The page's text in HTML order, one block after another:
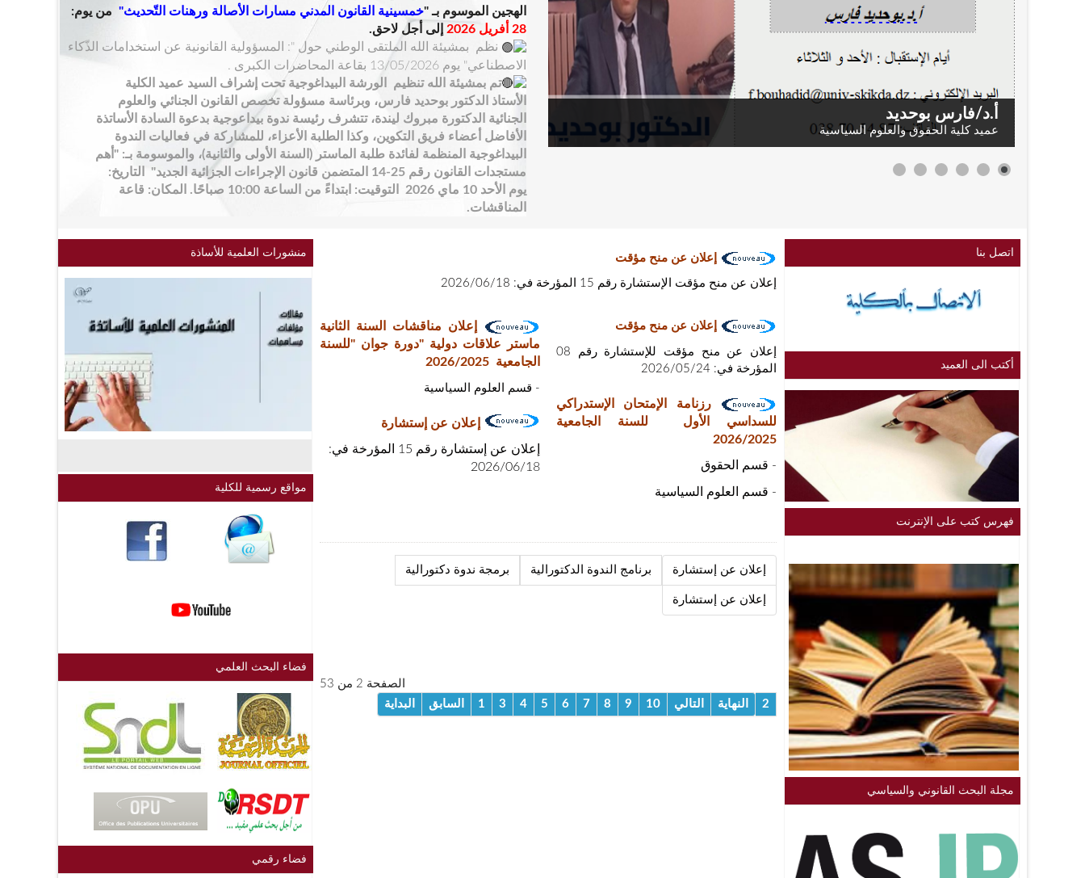
أ.د/فارس بوحديد
عميد كلية الحقوق والعلوم السياسية
الهجين الموسوم بـ "خمسينية القانون المدني مسارات الأصالة ورهنات التّحديث" من يوم:
28 أفريل 2026
إلى أجل لاحق.
نظم بمشيئة الله الملتقى الوطني حول ": المسؤولية القانونية عن استخدامات الذّكاء
الاصطناعي" يوم 13/05/2026 بقاعة المحاضرات الكبرى .
تم بمشيئة الله تنظيم الورشة البيداغوجيةتحت إشراف السيد عميد الكلية
الأستاذ الدكتور بوحديد فارس، وبرئاسة مسؤولة تخصص القانون الجنائي والعلوم
الجنائية الدكتورة مبروك ليندة، تتشرف رئيسة ندوة بيداعوجية بدعوة السادة الأساتذة
الأفاضل أعضاء فريق التكوين، وكذا الطلبة الأعزاء، للمشاركة في فعاليات الندوة
البيداغوجية المنظمة لفائدة طلبة الماستر (السنة الأولى والثانية)، والموسومة بـ: "أهم
مستجدات القانون رقم 25-14 المتضمن قانون الإجراءات الجزائية الجديد" التاريخ:
يوم الأحد 10 ماي 2026 التوقيت: ابتداءً من الساعة 10:00 صباحًا. المكان: قاعة
المناقشات.
اتصل بنا
أكتب الى العميد
فهرس كتب على الإنترنت
مجلة البحث القانوني والسياسي
إعلان عن منح مؤقت
إعلان عن منح مؤقت الإستشارة رقم 15 المؤرخة في: 2026/06/18
إعلان مناقشات السنة الثانية
ماستر علاقات دولية "دورة جوان "للسنة
الجامعية 2026/2025
- قسم العلوم السياسية
إعلان عن إستشارة
إعلان عن إستشارة رقم 15 المؤرخة في:
2026/06/18
إعلان عن منح مؤقت
إعلان عن منح مؤقت للإستشارة رقم 08
المؤرخة في: 2026/05/24
رزنامة الإمتحان الإستدراكي
للسداسي الأول للسنة الجامعية
2026/2025
- قسم الحقوق
- قسم العلوم السياسية
إعلان عن إستشارة برنامج الندوة الدكتورالية برمجة ندوة دكتورالية
إعلان عن إستشارة
الصفحة 2 من 53
البداية
السابق 1 2
3 4 5 6 7 8 9 10 التالي النهاية
منشورات العلمية للأساذة
مواقع رسمية للكلية
فضاء البحث العلمي
فضاء رقمي